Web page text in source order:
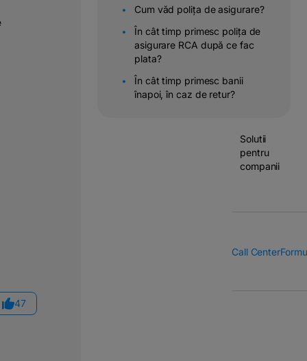
& investitii
&
Solutii
pentru
companii
Call Center
47
Cum văd polița de asigurare?
În cât timp primesc polița de
asigurare RCA după ce fac
plata?
În cât timp primesc banii
înapoi, în caz de retur?